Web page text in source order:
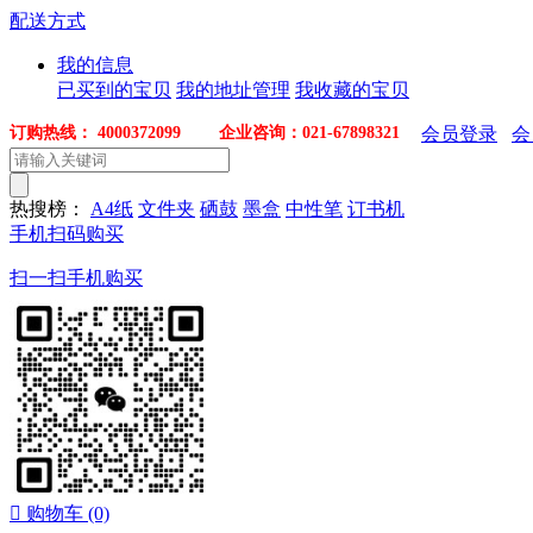
配送方式
我的信息
已买到的宝贝 我的地址管理 我收藏的宝贝
订购热线： 4000372099 企业咨询：021-67898321 会员登录
热搜榜： A4纸 文件夹 硒鼓 墨盒 中性笔 订书机
手机扫码购买
扫一扫手机购买
 购物车 (0)